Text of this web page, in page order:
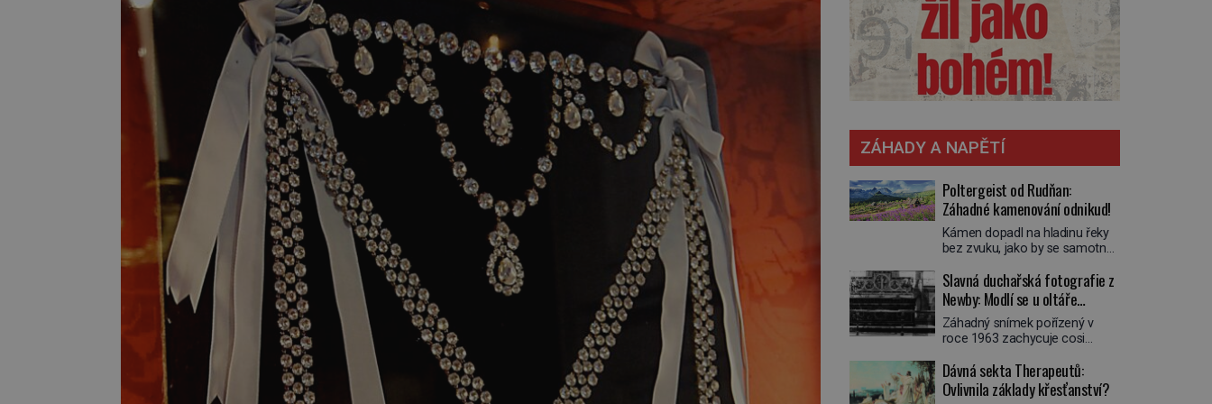
ZÁHADY A NAPĚTÍ
Poltergeist od Rudňan:
Záhadné kamenování odnikud!
Kámen dopadl na hladinu řeky
bez zvuku, jako by se samotná
chlapců bolestně strhl ruku, ale
další úder ho zasáhl dříve, než si
vůbec uvědomil pohyb: tiše,
nelidsky přesně. „Odkud…?“
zachrčel starší student, ale v
kdo by po nich mohl cokoliv
házet. A když se […]
Slavná duchařská fotografie z
Newby: Modlí se u oltáře
přízračný mnich?
Záhadný snímek pořízený v
roce 1963 zachycuje cosi
poloprůhledná postava stojící u
oltáře je duch mnicha ze 16.
století s bílým závojem přes
Dávná sekta Therapeutů:
Ovlivnila základy křesťanství?